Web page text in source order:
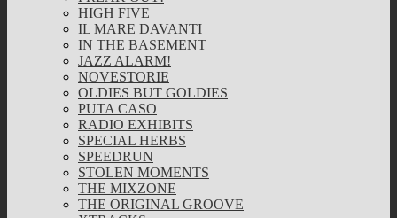
HIGH FIVE
IL MARE DAVANTI
IN THE BASEMENT
JAZZ ALARM!
NOVESTORIE
OLDIES BUT GOLDIES
PUTA CASO
RADIO EXHIBITS
SPECIAL HERBS
SPEEDRUN
STOLEN MOMENTS
THE MIXZONE
THE ORIGINAL GROOVE